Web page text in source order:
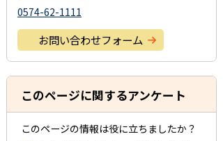
0574-62-1111
お問い合わせフォーム
このページに関するアンケート
このページの情報は役に立ちましたか？